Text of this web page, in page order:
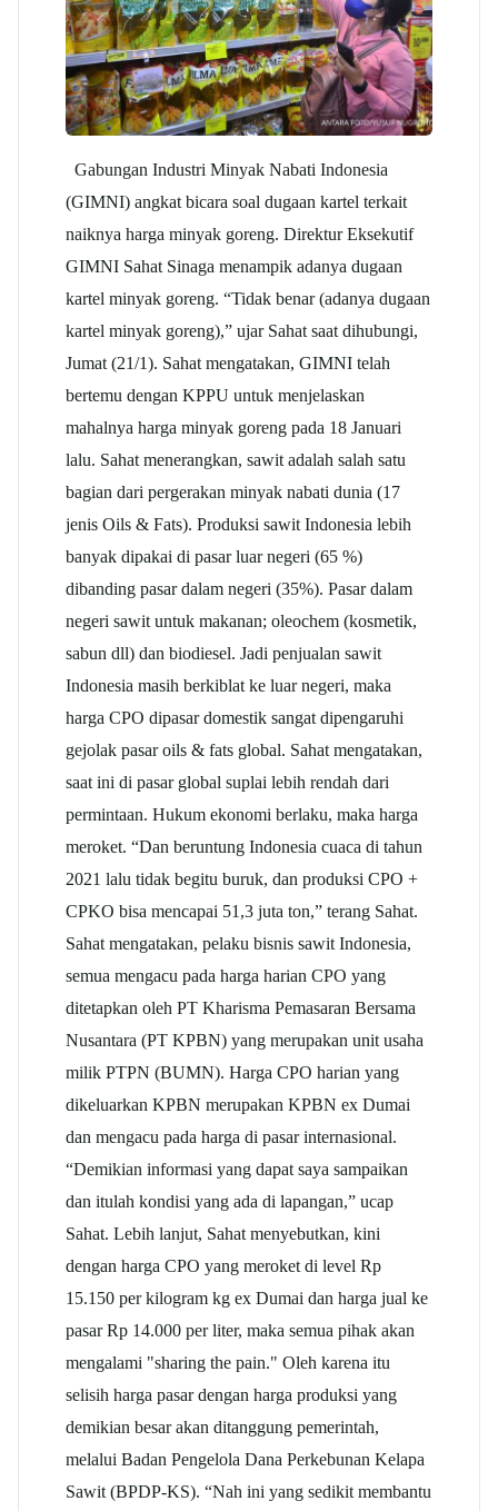
Gabungan Industri Minyak Nabati Indonesia
(GIMNI) angkat bicara soal dugaan kartel terkait
naiknya harga minyak goreng. Direktur Eksekutif
GIMNI Sahat Sinaga menampik adanya dugaan
kartel minyak goreng. “Tidak benar (adanya dugaan
kartel minyak goreng),” ujar Sahat saat dihubungi,
Jumat (21/1). Sahat mengatakan, GIMNI telah
bertemu dengan KPPU untuk menjelaskan
mahalnya harga minyak goreng pada 18 Januari
lalu. Sahat menerangkan, sawit adalah salah satu
bagian dari pergerakan minyak nabati dunia (17
jenis Oils & Fats). Produksi sawit Indonesia lebih
banyak dipakai di pasar luar negeri (65 %)
dibanding pasar dalam negeri (35%). Pasar dalam
negeri sawit untuk makanan; oleochem (kosmetik,
sabun dll) dan biodiesel. Jadi penjualan sawit
Indonesia masih berkiblat ke luar negeri, maka
harga CPO dipasar domestik sangat dipengaruhi
gejolak pasar oils & fats global. Sahat mengatakan,
saat ini di pasar global suplai lebih rendah dari
permintaan. Hukum ekonomi berlaku, maka harga
meroket. “Dan beruntung Indonesia cuaca di tahun
2021 lalu tidak begitu buruk, dan produksi CPO +
CPKO bisa mencapai 51,3 juta ton,” terang Sahat.
Sahat mengatakan, pelaku bisnis sawit Indonesia,
semua mengacu pada harga harian CPO yang
ditetapkan oleh PT Kharisma Pemasaran Bersama
Nusantara (PT KPBN) yang merupakan unit usaha
milik PTPN (BUMN). Harga CPO harian yang
dikeluarkan KPBN merupakan KPBN ex Dumai
dan mengacu pada harga di pasar internasional.
“Demikian informasi yang dapat saya sampaikan
dan itulah kondisi yang ada di lapangan,” ucap
Sahat. Lebih lanjut, Sahat menyebutkan, kini
dengan harga CPO yang meroket di level Rp
15.150 per kilogram kg ex Dumai dan harga jual ke
pasar Rp 14.000 per liter, maka semua pihak akan
mengalami "sharing the pain." Oleh karena itu
selisih harga pasar dengan harga produksi yang
demikian besar akan ditanggung pemerintah,
melalui Badan Pengelola Dana Perkebunan Kelapa
Sawit (BPDP-KS). “Nah ini yang sedikit membantu